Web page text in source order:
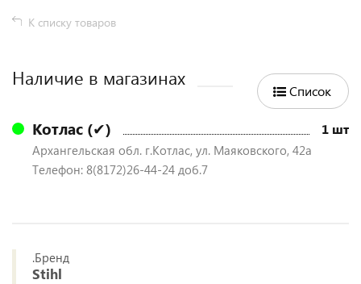
К списку товаров
Наличие в магазинах
Список
Котлас (✔) 1 шт
Архангельская обл. г.Котлас, ул. Маяковского, 42а
Телефон: 8(8172)26-44-24 доб.7
.Бренд
Stihl